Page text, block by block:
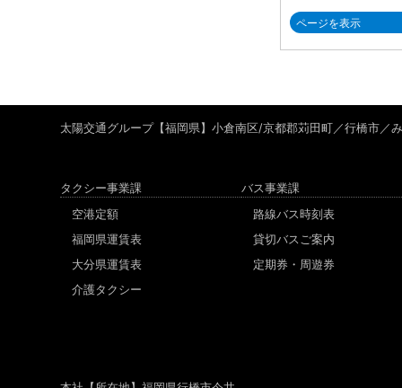
ページを表示
太陽交通グループ【福岡県】小倉南区/京都郡苅田町／行橋市／
タクシー事業課
空港定額
福岡県運賃表
大分県運賃表
介護タクシー
バス事業課
路線バス時刻表
貸切バスご案内
定期券・周遊券